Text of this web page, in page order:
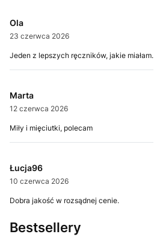
Ola
23 czerwca 2026
Jeden z lepszych ręczników, jakie miałam.
Marta
12 czerwca 2026
Miły i mięciutki, polecam
Łucja96
10 czerwca 2026
Dobra jakość w rozsądnej cenie.
Bestsellery